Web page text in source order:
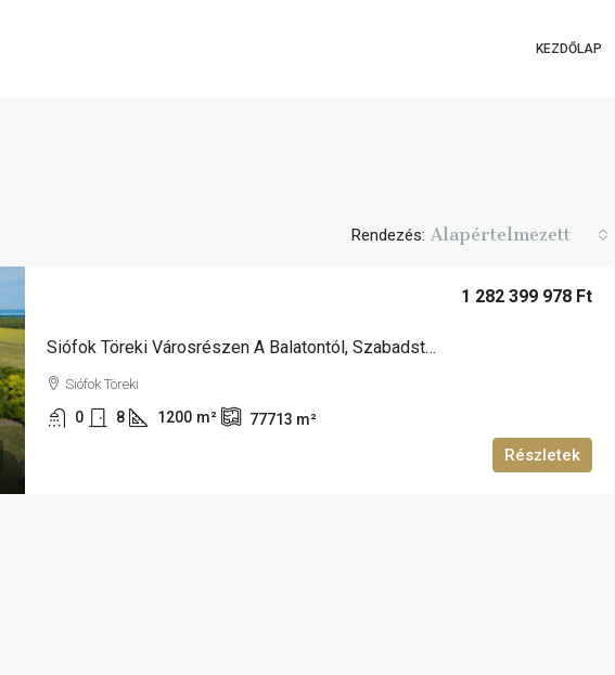
KEZDŐLAP
Rendezés: Alapértelmezett
Siófok Töreki Városrészen A Balatontól, Szabadstrandtól, Kb 4km-Re Családiház/birtok (Major) Eladó!
1 282 399 978 Ft
Siófok Töreki
0 8 1200 m² 77713 m²
Részletek